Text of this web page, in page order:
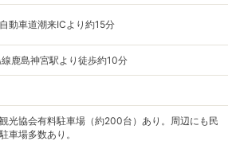
動車道潮来ICより約15分
鹿島神宮駅より徒歩約10分
光協会有料駐車場（約200台）あり。周辺にも民
車場多数あり。